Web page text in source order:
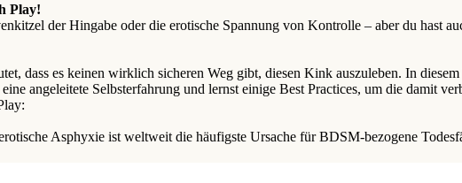
Play!
der Hingabe oder die erotische Spannung von Kontrolle – aber du hast
dass es keinen wirklich sicheren Weg gibt, diesen Kink auszuleben. In
angeleitete Selbsterfahrung und lernst einige Best Practices, um die damit
Asphyxie ist weltweit die häufigste Ursache für BDSM-bezogene